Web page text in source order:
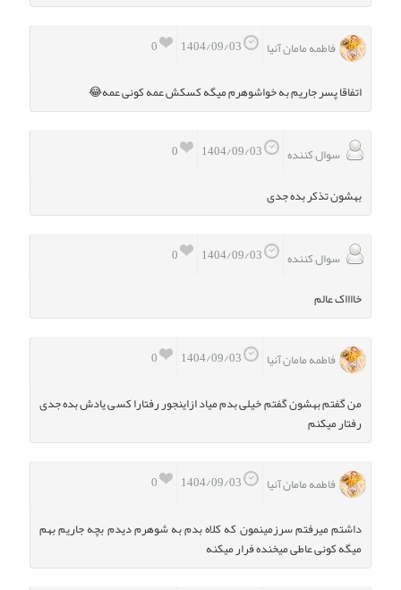
0
فاطمه مامان آنیا
اتفاقا پسر جاریم به خواشوهرم میگه کسکش عمه کونی عمه😂
0
سوال کننده
بهشون تذکر بده جدی
0
سوال کننده
خااااک عالم
0
فاطمه مامان آنیا
من گفتم بهشون گفتم خیلی بدم میاد ازاینجور رفتارا کسی یادش بده جدی
رفتار میکنم
0
فاطمه مامان آنیا
داشتم میرفتم سرزمینمون که کلاه بدم به شوهرم دیدم بچه جاریم بهم
میگه کونی عاطی میخنده فرار میکنه